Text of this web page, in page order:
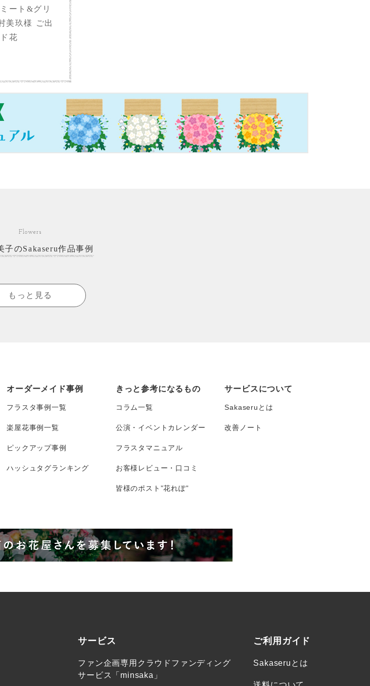
ート&グリ
美玖様 ご出
花
Flowers
子のSakaseru作品事例
もっと見る
オーダーメイド事例
フラスタ事例一覧
楽屋花事例一覧
ピックアップ事例
ハッシュタグランキング
きっと参考になるもの
コラム一覧
公演・イベントカレンダー
フラスタマニュアル
お客様レビュー・口コミ
皆様のポスト”花れぽ”
サービスについて
Sakaseruとは
改善ノート
サービス
ファン企画専用クラウドファンディング
サービス「minsaka」
ご利用ガイド
Sakaseruとは